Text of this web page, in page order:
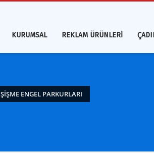
KURUMSAL REKLAM ÜRÜNLERİ
ŞIŞME ENGEL PARKURLARI